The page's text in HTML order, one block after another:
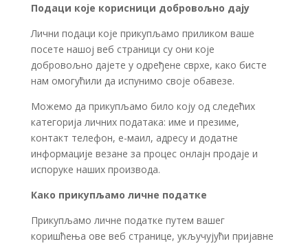
Подаци које корисници добровољно дају
Лични подаци које прикупљамо приликом ваше
посете нашој веб страници су они које
добровољно дајете у одређене сврхе, како бисте
нам омогућили да испунимо своје обавезе.
Можемо да прикупљамо било коју од следећих
категорија личних података: име и презиме,
контакт телефон, е-маил, адресу и додатне
информације везане за процес онлајн продаје и
испоруке наших производа.
Како прикупљамо личне податке
Прикупљамо личне податке путем вашег
коришћења ове веб странице, укључујући пријавне